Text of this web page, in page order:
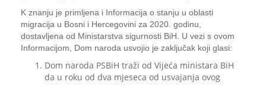
K znanju je primljena i Informacija o stanju u oblasti
migracija u Bosni i Hercegovini za 2020. godinu,
dostavljena od Ministarstva sigurnosti BiH. U vezi s ovom
Informacijom, Dom naroda usvojio je zaključak koji glasi:
Dom naroda PSBiH traži od Vijeća ministara BiH
da u roku od dva mjeseca od usvajanja ovog